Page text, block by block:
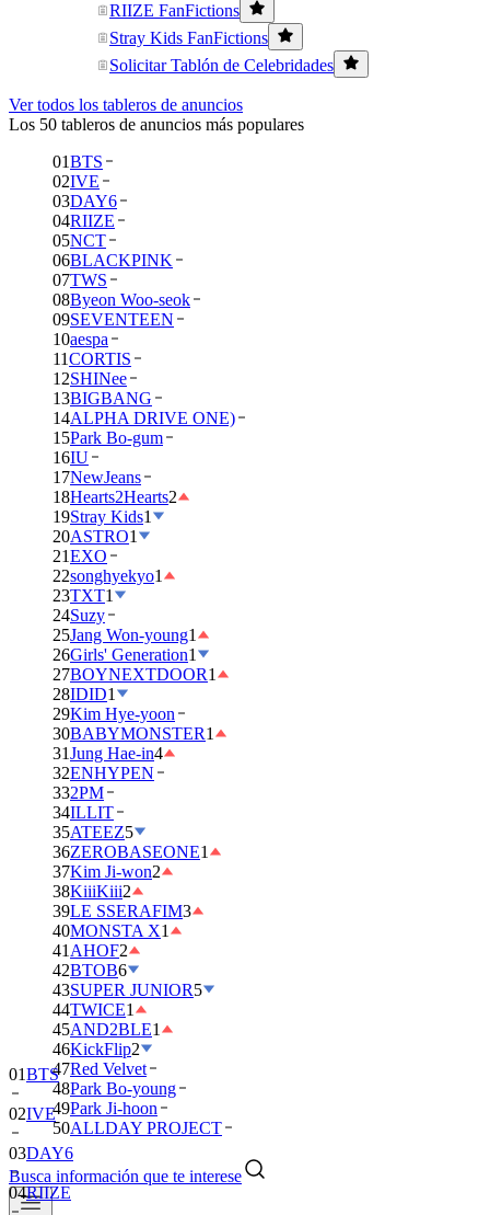
RIIZE FanFictions
Stray Kids FanFictions
Solicitar Tablón de Celebridades
Ver todos los tableros de anuncios
Los 50 tableros de anuncios más populares
01BTS
02IVE
03DAY6
04RIIZE
05NCT
06BLACKPINK
07TWS
08Byeon Woo-seok
09SEVENTEEN
10aespa
11CORTIS
12SHINee
13BIGBANG
14ALPHA DRIVE ONE)
15Park Bo-gum
16IU
17NewJeans
18Hearts2Hearts2
19Stray Kids1
20ASTRO1
21EXO
22songhyekyo1
23TXT1
24Suzy
25Jang Won-young1
26Girls' Generation1
27BOYNEXTDOOR1
28IDID1
29Kim Hye-yoon
30BABYMONSTER1
31Jung Hae-in4
32ENHYPEN
332PM
34ILLIT
35ATEEZ5
36ZEROBASEONE1
37Kim Ji-won2
38KiiiKiii2
39LE SSERAFIM3
40MONSTA X1
41 AHOF2
42BTOB6
43SUPER JUNIOR5
44TWICE1
45AND2BLE1
46KickFlip2
47Red Velvet
48Park Bo-young
49Park Ji-hoon
50ALLDAY PROJECT
Busca información que te interese
01BTS
02IVE
03DAY6
04RIIZE